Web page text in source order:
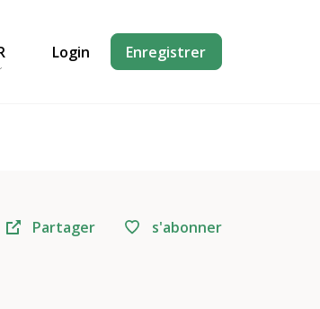
Login Enregistrer
Partager s'abonner